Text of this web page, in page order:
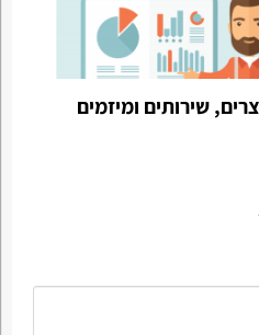
שירותים ומיזמים